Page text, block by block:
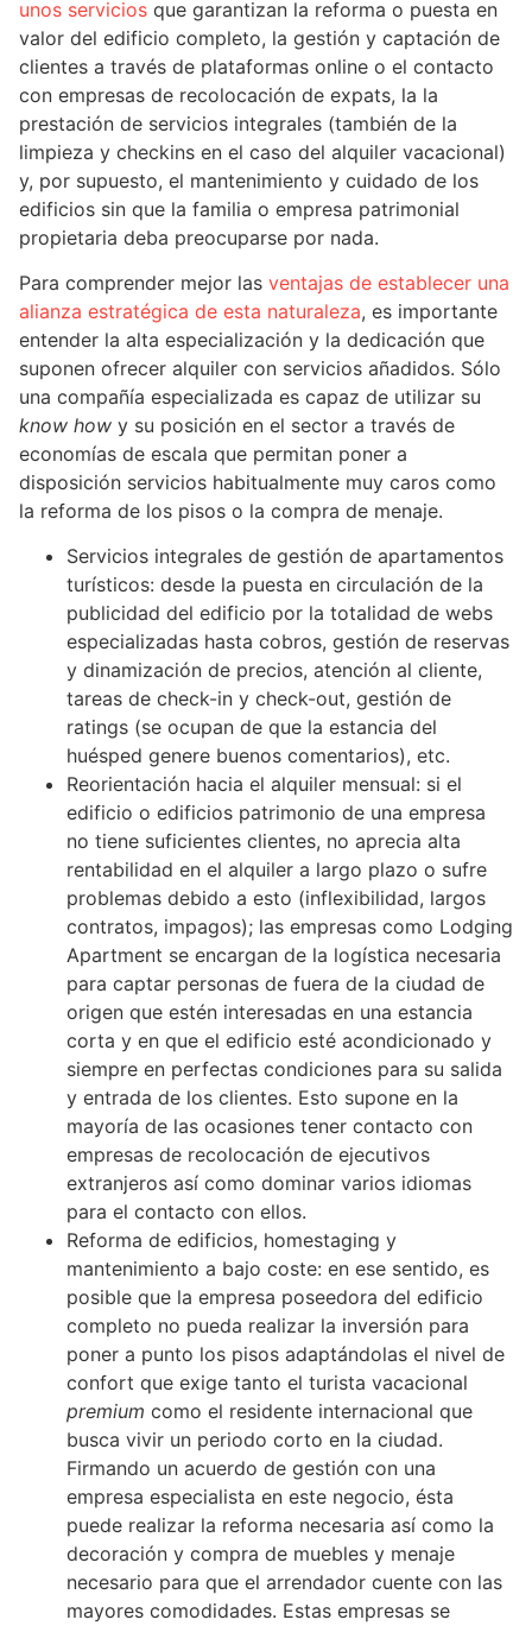
unos servicios que garantizan la reforma o puesta en
valor del edificio completo, la gestión y captación de
clientes a través de plataformas online o el contacto
con empresas de recolocación de expats, la la
prestación de servicios integrales (también de la
limpieza y checkins en el caso del alquiler vacacional)
y, por supuesto, el mantenimiento y cuidado de los
edificios sin que la familia o empresa patrimonial
propietaria deba preocuparse por nada.
Para comprender mejor las ventajas de establecer una
alianza estratégica de esta naturaleza, es importante
entender la alta especialización y la dedicación que
suponen ofrecer alquiler con servicios añadidos. Sólo
una compañía especializada es capaz de utilizar su
know how y su posición en el sector a través de
economías de escala que permitan poner a
disposición servicios habitualmente muy caros como
la reforma de los pisos o la compra de menaje.
Servicios integrales de gestión de apartamentos
turísticos: desde la puesta en circulación de la
publicidad del edificio por la totalidad de webs
especializadas hasta cobros, gestión de reservas
y dinamización de precios, atención al cliente,
tareas de check-in y check-out, gestión de
ratings (se ocupan de que la estancia del
huésped genere buenos comentarios), etc.
Reorientación hacia el alquiler mensual: si el
edificio o edificios patrimonio de una empresa
no tiene suficientes clientes, no aprecia alta
rentabilidad en el alquiler a largo plazo o sufre
problemas debido a esto (inflexibilidad, largos
contratos, impagos); las empresas como Lodging
Apartment se encargan de la logística necesaria
para captar personas de fuera de la ciudad de
origen que estén interesadas en una estancia
corta y en que el edificio esté acondicionado y
siempre en perfectas condiciones para su salida
y entrada de los clientes. Esto supone en la
mayoría de las ocasiones tener contacto con
empresas de recolocación de ejecutivos
extranjeros así como dominar varios idiomas
para el contacto con ellos.
Reforma de edificios, homestaging y
mantenimiento a bajo coste: en ese sentido, es
posible que la empresa poseedora del edificio
completo no pueda realizar la inversión para
poner a punto los pisos adaptándolas el nivel de
confort que exige tanto el turista vacacional
premium como el residente internacional que
busca vivir un periodo corto en la ciudad.
Firmando un acuerdo de gestión con una
empresa especialista en este negocio, ésta
puede realizar la reforma necesaria así como la
decoración y compra de muebles y menaje
necesario para que el arrendador cuente con las
mayores comodidades. Estas empresas se